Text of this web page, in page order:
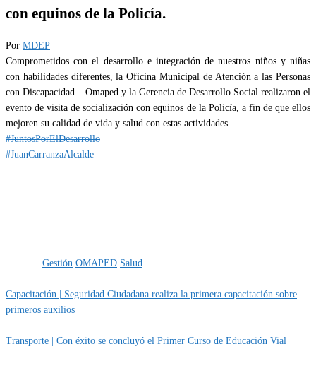
con equinos de la Policía.
Por MDEP
Comprometidos con el desarrollo e integración de nuestros niños y niñas
con habilidades diferentes, la Oficina Municipal de Atención a las Personas
con Discapacidad – Omaped y la Gerencia de Desarrollo Social realizaron el
evento de visita de socialización con equinos de la Policía, a fin de que ellos
mejoren su calidad de vida y salud con estas actividades.
#JuntosPorElDesarrollo
#JuanCarranzaAlcalde
Gestión OMAPED Salud
Capacitación | Seguridad Ciudadana realiza la primera capacitación sobre
primeros auxilios
Transporte | Con éxito se concluyó el Primer Curso de Educación Vial